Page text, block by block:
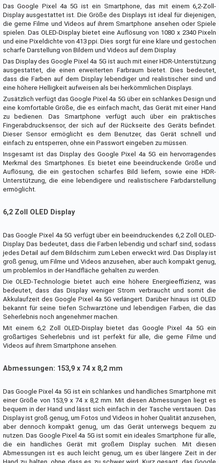
Das Google Pixel 4a 5G ist ein Smartphone, das mit einem 6,2-Zoll-
Display ausgestattet ist. Die Größe des Displays ist ideal für diejenigen,
die gerne Filme und Videos auf ihrem Smartphone ansehen oder Spiele
spielen. Das OLED-Display bietet eine Auflösung von 1080 x 2340 Pixeln
und eine Pixeldichte von 413 ppi. Dies sorgt für eine klare und gestochen
scharfe Darstellung von Bildern und Videos auf dem Display.
Das Display des Google Pixel 4a 5G ist auch mit einer HDR-Unterstützung
ausgestattet, die einen erweiterten Farbraum bietet. Dies bedeutet,
dass die Farben auf dem Display lebendiger und realistischer sind und
eine höhere Helligkeit aufweisen als bei herkömmlichen Displays.
Zusätzlich verfügt das Google Pixel 4a 5G über ein schlankes Design und
eine komfortable Größe, die es einfach macht, das Gerät mit einer Hand
zu bedienen. Das Smartphone verfügt auch über ein praktisches
Fingerabdrucksensor, der sich auf der Rückseite des Geräts befindet.
Dieser Sensor ermöglicht es dem Benutzer, das Gerät schnell und
einfach zu entsperren, ohne ein Passwort eingeben zu müssen.
Insgesamt ist das Display des Google Pixel 4a 5G ein hervorragendes
Merkmal des Smartphones. Es bietet eine beeindruckende Größe und
Auflösung, die ein gestochen scharfes Bild liefern, sowie eine HDR-
Unterstützung, die eine lebendigere und realistischere Farbdarstellung
ermöglicht.
6,2 Zoll OLED Display
Das Google Pixel 4a 5G verfügt über ein beeindruckendes 6,2 Zoll OLED-
Display. Das bedeutet, dass die Farben lebendig und scharf sind, sodass
jedes Detail auf dem Bildschirm zum Leben erweckt wird. Das Display ist
groß genug, um Filme und Videos anzusehen, aber auch kompakt genug,
um problemlos in der Handfläche gehalten zu werden.
Die OLED-Technologie bietet auch eine höhere Energieeffizienz, was
bedeutet, dass das Display weniger Strom verbraucht und somit die
Akkulaufzeit des Google Pixel 4a 5G verlängert. Darüber hinaus ist OLED
bekannt für seine tiefen Schwarztöne und lebendigen Farben, die das
Seherlebnis noch angenehmer machen.
Mit einem 6,2 Zoll OLED-Display bietet das Google Pixel 4a 5G ein
großartiges Seherlebnis und ist perfekt für alle, die gerne Filme und
Videos auf ihrem Smartphone ansehen.
Abmessungen: 153,9 x 74 x 8,2 mm
Das Google Pixel 4a 5G ist ein schlankes und handliches Smartphone mit
einer Größe von 153,9 x 74 x 8,2 mm. Mit diesen Abmessungen liegt es
bequem in der Hand und lässt sich einfach in der Tasche verstauen. Das
Display ist groß genug, um Fotos und Videos in hoher Qualität anzusehen,
aber dennoch kompakt genug, um das Gerät unterwegs bequem zu
nutzen. Das Google Pixel 4a 5G ist somit ein ideales Smartphone für alle,
die ein handliches Gerät mit großem Display suchen. Mit diesen
Abmessungen ist es auch leicht genug, um es über längere Zeit in der